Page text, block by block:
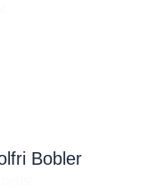
Bobler